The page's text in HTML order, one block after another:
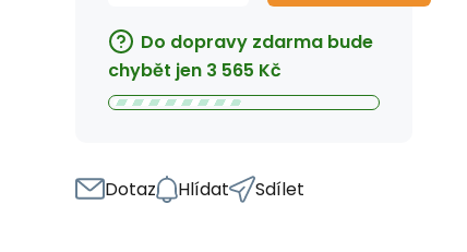
Do dopravy zdarma bude
chybět jen 3 565 Kč
Dotaz Hlídat Sdílet